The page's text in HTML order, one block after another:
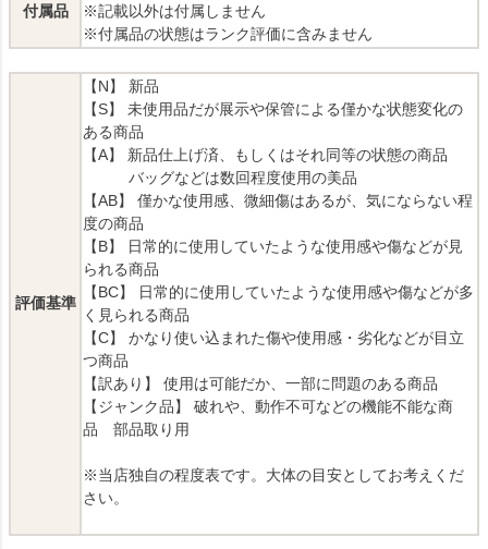
付属品
※記載以外は付属しません
※付属品の状態はランク評価に含みません
評価基準
【N】 新品
【S】 未使用品だが展示や保管による僅かな状態変化の
ある商品
【A】 新品仕上げ済、もしくはそれ同等の状態の商品
バッグなどは数回程度使用の美品
【AB】 僅かな使用感、微細傷はあるが、気にならない程
度の商品
【B】 日常的に使用していたような使用感や傷などが見
られる商品
【BC】 日常的に使用していたような使用感や傷などが多
く見られる商品
【C】 かなり使い込まれた傷や使用感・劣化などが目立
つ商品
【訳あり】 使用は可能だか、一部に問題のある商品
【ジャンク品】 破れや、動作不可などの機能不能な商
品 部品取り用
※当店独自の程度表です。大体の目安としてお考えくだ
さい。